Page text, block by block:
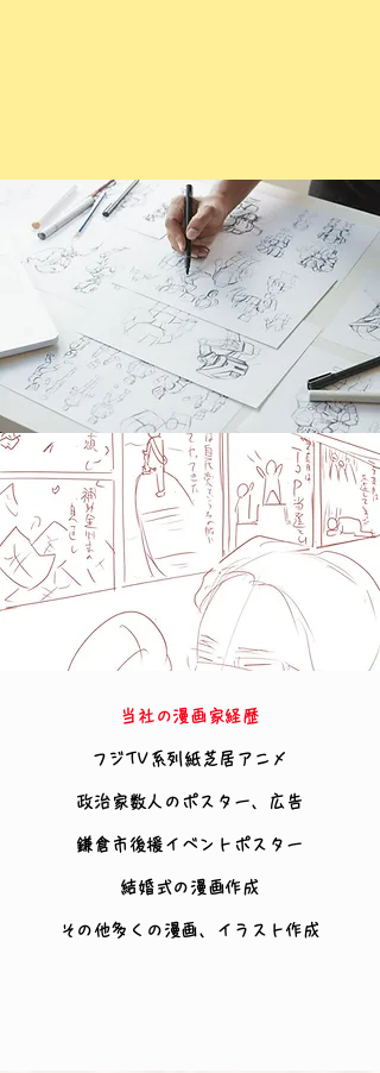
当社の漫画家経歴
フジTV系列紙芝居アニメ
政治家数人のポスター、広告
鎌倉市後援イベントポスター
結婚式の漫画作成
​その他多くの漫画、イラスト作成